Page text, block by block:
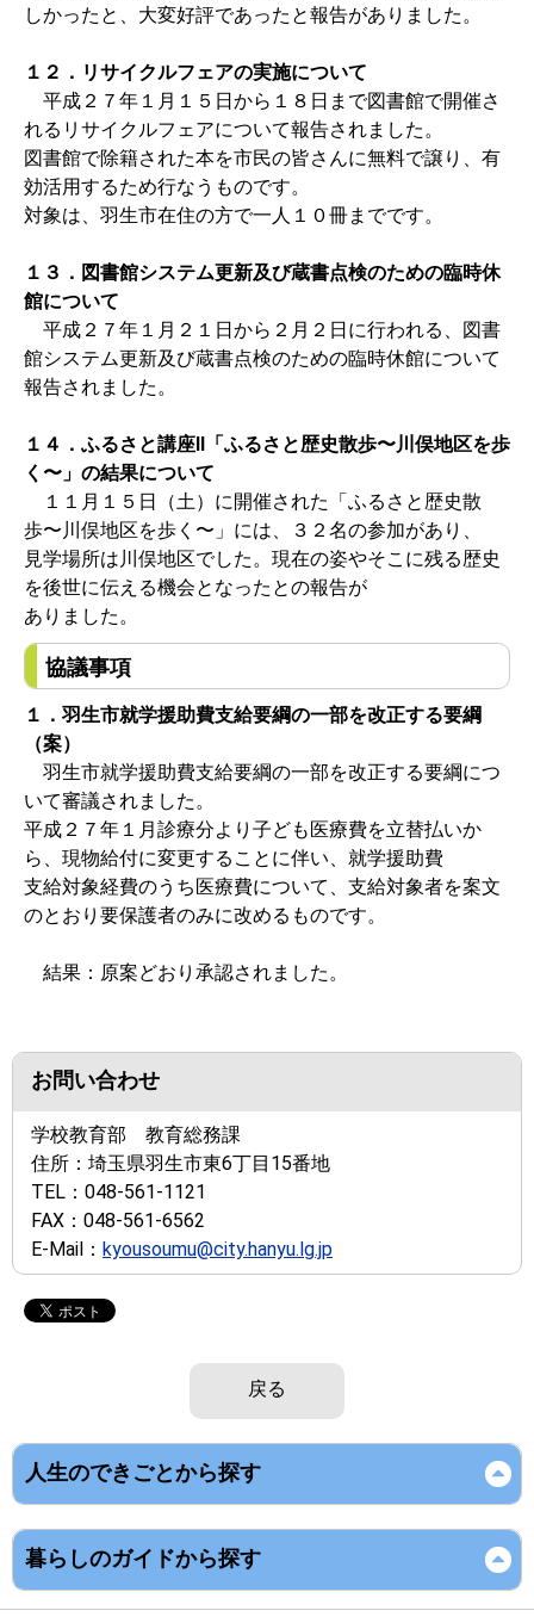
しかったと、大変好評であったと報告がありました。
１２．リサイクルフェアの実施について
平成２７年１月１５日から１８日まで図書館で開催さ
れるリサイクルフェアについて報告されました。
図書館で除籍された本を市民の皆さんに無料で譲り、有
効活用するため行なうものです。
対象は、羽生市在住の方で一人１０冊までです。
１３．図書館システム更新及び蔵書点検のための臨時休
館について
平成２７年１月２１日から２月２日に行われる、図書
館システム更新及び蔵書点検のための臨時休館について
報告されました。
１４．ふるさと講座Ⅱ「ふるさと歴史散歩〜川俣地区を歩
く〜」の結果について
１１月１５日（土）に開催された「ふるさと歴史散
歩〜川俣地区を歩く〜」には、３２名の参加があり、
見学場所は川俣地区でした。現在の姿やそこに残る歴史
を後世に伝える機会となったとの報告が
ありました。
協議事項
１．羽生市就学援助費支給要綱の一部を改正する要綱
（案）
羽生市就学援助費支給要綱の一部を改正する要綱につ
いて審議されました。
平成２７年１月診療分より子ども医療費を立替払いか
ら、現物給付に変更することに伴い、就学援助費
支給対象経費のうち医療費について、支給対象者を案文
のとおり要保護者のみに改めるものです。
結果：原案どおり承認されました。
お問い合わせ
学校教育部 教育総務課
住所： 埼玉県羽生市東6丁目15番地
TEL： 048-561-1121
FAX： 048-561-6562
E-Mail： kyousoumu@city.hanyu.lg.jp
戻る
人生のできごとから探す
暮らしのガイドから探す